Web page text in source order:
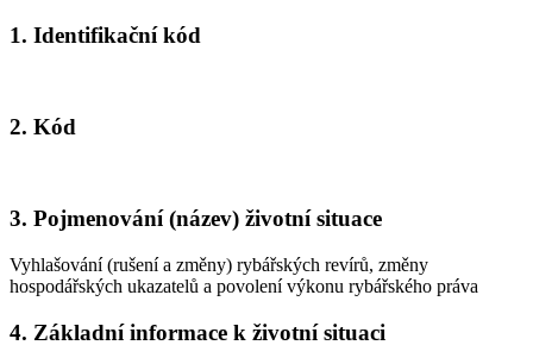
1. Identifikační kód
2. Kód
3. Pojmenování (název) životní situace
Vyhlašování (rušení a změny) rybářských revírů, změny
hospodářských ukazatelů a povolení výkonu rybářského práva
4. Základní informace k životní situaci